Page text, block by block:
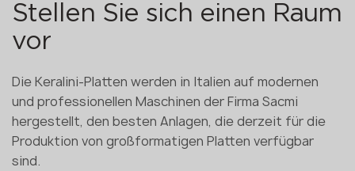
Stellen Sie sich einen Raum
vor
Die Keralini-Platten werden in Italien auf modernen
und professionellen Maschinen der Firma Sacmi
hergestellt, den besten Anlagen, die derzeit für die
Produktion von großformatigen Platten verfügbar
sind.